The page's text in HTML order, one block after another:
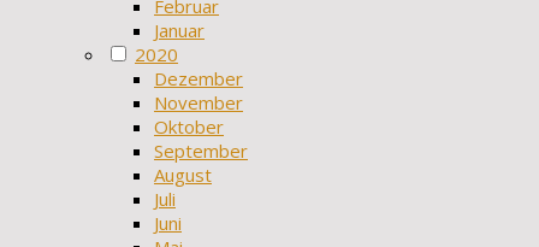
Februar
Januar
2020
Dezember
November
Oktober
September
August
Juli
Juni